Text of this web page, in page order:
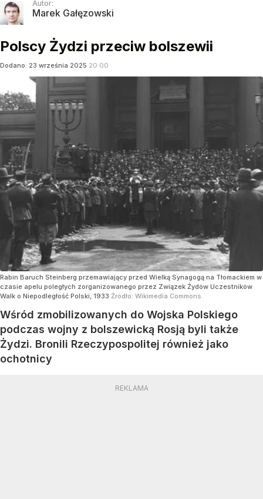
Autor:
Marek Gałęzowski
Polscy Żydzi przeciw bolszewii
Dodano: 23 września 2025 20:00
Rabin Baruch Steinberg przemawiający przed Wielką Synagogą na Tłomackiem w
czasie apelu poległych zorganizowanego przez Związek Żydów Uczestników
Walk o Niepodległość Polski, 1933 Źródło: Wikimedia Commons
Wśród zmobilizowanych do Wojska Polskiego
podczas wojny z bolszewicką Rosją byli także
Żydzi. Bronili Rzeczypospolitej również jako
ochotnicy